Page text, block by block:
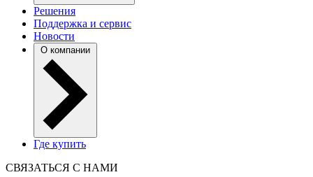
Решения
Поддержка и сервис
Новости
О компании
Где купить
СВЯЗАТЬСЯ С НАМИ